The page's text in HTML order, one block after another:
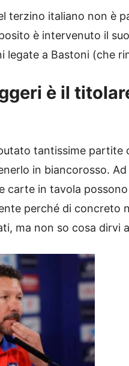
terzino italiano non è
è intervenuto il
legate a Bastoni (che
è il
tantissime partite
in biancorosso.
carte in tavola
perché di concreto
ma non so cosa dirvi